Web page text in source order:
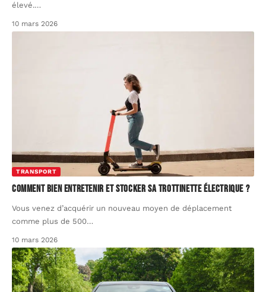
élevé.…
10 mars 2026
TRANSPORT
Comment bien entretenir et stocker sa trottinette électrique ?
Vous venez d’acquérir un nouveau moyen de déplacement
comme plus de 500…
10 mars 2026